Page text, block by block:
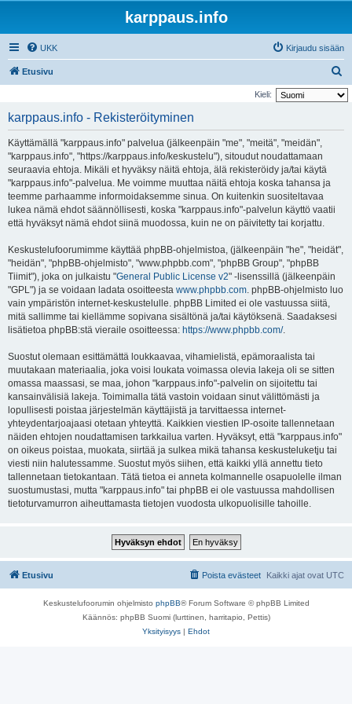
karppaus.info
UKK Kirjaudu sisään
Etusivu
t
Kieli:
karppaus.info - Rekisteröityminen
Käyttämällä "karppaus.info" palvelua (jälkeenpäin "me", "meitä", "meidän",
"karppaus.info", "https://karppaus.info/keskustelu"), sitoudut noudattamaan
seuraavia ehtoja. Mikäli et hyväksy näitä ehtoja, älä rekisteröidy ja/tai käytä
"karppaus.info"-palvelua. Me voimme muuttaa näitä ehtoja koska tahansa ja
teemme parhaamme informoidaksemme sinua. On kuitenkin suositeltavaa
lukea nämä ehdot säännöllisesti, koska "karppaus.info"-palvelun käyttö vaatii
että hyväksyt nämä ehdot siinä muodossa, kuin ne on päivitetty tai korjattu.
Keskustelufoorumimme käyttää phpBB-ohjelmistoa, (jälkeenpäin "he", "heidät",
"heidän", "phpBB-ohjelmisto", "www.phpbb.com", "phpBB Group", "phpBB
Tiimit"), joka on julkaistu "General Public License v2" -lisenssillä (jälkeenpäin
"GPL") ja se voidaan ladata osoitteesta www.phpbb.com. phpBB-ohjelmisto luo
vain ympäristön internet-keskustelulle. phpBB Limited ei ole vastuussa siitä,
mitä sallimme tai kiellämme sopivana sisältönä ja/tai käytöksenä. Saadaksesi
lisätietoa phpBB:stä vieraile osoitteessa: https://www.phpbb.com/.
Suostut olemaan esittämättä loukkaavaa, vihamielistä, epämoraalista tai
muutakaan materiaalia, joka voisi loukata voimassa olevia lakeja oli se sitten
omassa maassasi, se maa, johon "karppaus.info"-palvelin on sijoitettu tai
kansainvälisiä lakeja. Toimimalla tätä vastoin voidaan sinut välittömästi ja
lopullisesti poistaa järjestelmän käyttäjistä ja tarvittaessa internet-
yhteydentarjoajaasi otetaan yhteyttä. Kaikkien viestien IP-osoite tallennetaan
näiden ehtojen noudattamisen tarkkailua varten. Hyväksyt, että "karppaus.info"
on oikeus poistaa, muokata, siirtää ja sulkea mikä tahansa keskusteluketju tai
viesti niin halutessamme. Suostut myös siihen, että kaikki yllä annettu tieto
tallennetaan tietokantaan. Tätä tietoa ei anneta kolmannelle osapuolelle ilman
suostumustasi, mutta "karppaus.info" tai phpBB ei ole vastuussa mahdollisen
tietoturvamurron aiheuttamasta tietojen vuodosta ulkopuolisille tahoille.
Etusivu Kaikki ajat ovat UTC
Poista evästeet
Keskustelufoorumin ohjelmisto phpBB® Forum Software © phpBB Limited
Käännös: phpBB Suomi (lurttinen, harritapio, Pettis)
Yksityisyys | Ehdot